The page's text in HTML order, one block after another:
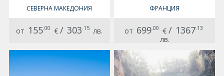
ОХРИД -
МАКЕДОНСКА
ПРИКАЗКА -
ХОТЕЛ - ЕКСКУРЗИЯ
С АВТОБУС С
ОТПЪТУВАНЕ ОТ
СЕВЕРНА МАКЕДОНИЯ
от 155 .00 €/ 303 .15 лв.
СВЕТЛИНАТА
ФРАНЦИЯ
от 699 .00 €/ 1367 .13
лв.